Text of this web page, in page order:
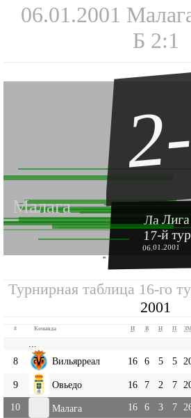
06.01.2001
Б 2:1
Малага
Ла
17-й тур
06.01.2001
''
Турнирная таблица 16-го
2001
# Команда И В Н П ЗМ
8
Вильярреал 16 6 5 5
9 Овьедо 16 7 2 7
10
Малага 16 6 3 7